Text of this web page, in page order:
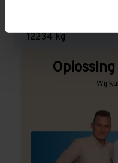
12234 kg
Wij